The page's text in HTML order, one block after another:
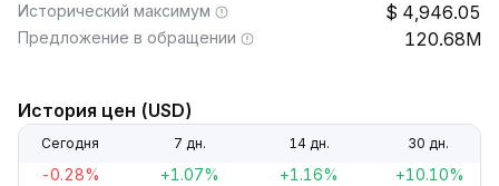
Исторический максимум 4,946.05
Предложение в обращении 120.68M
История цен (USD)
Сегодня 7 дн. 14 дн. 30 дн.
-0.28% +1.07% +1.16% +10.10%